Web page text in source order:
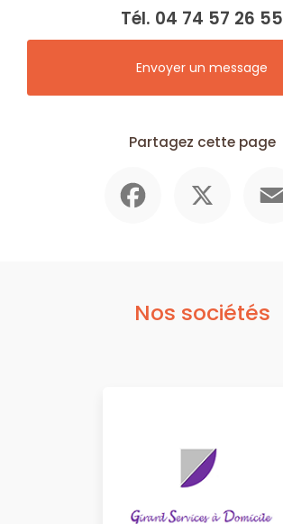
Tél. 04 74 57 26 55
Envoyer un message
Partagez cette page
Nos sociétés